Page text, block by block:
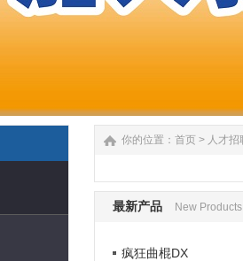
你的位置： 首页 > 人才招
最新产品 New Products
疯狂曲棍DX